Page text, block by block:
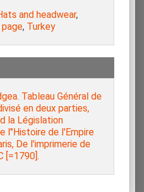
and headwear,
, Turkey
Tableau Général de
en deux parties,
la Législation
l"Histoire de l'Empire
De l'imprimerie de
[=1790].